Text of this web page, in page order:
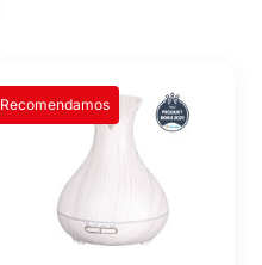
Recomendamos